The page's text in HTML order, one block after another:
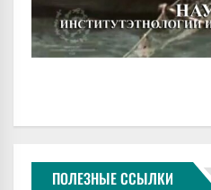
ПОЛЕЗНЫЕ ССЫЛКИ